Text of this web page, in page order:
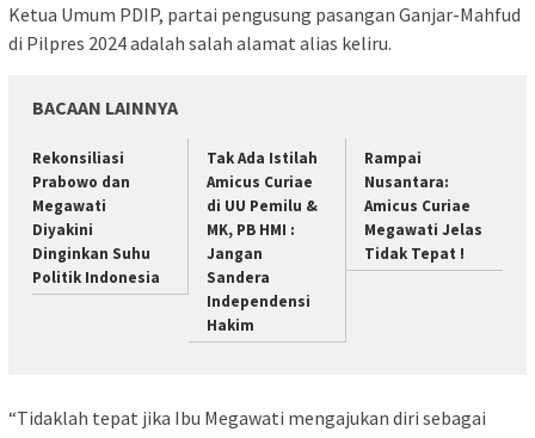
Ketua Umum PDIP, partai pengusung pasangan Ganjar-Mahfud
di Pilpres 2024 adalah salah alamat alias keliru.
BACAAN LAINNYA
Rekonsiliasi
Prabowo dan
Megawati
Diyakini
Dinginkan Suhu
Politik Indonesia
Tak Ada Istilah
Amicus Curiae
di UU Pemilu &
MK, PB HMI :
Jangan
Sandera
Independensi
Hakim
Rampai
Nusantara:
Amicus Curiae
Megawati Jelas
Tidak Tepat !
“Tidaklah tepat jika Ibu Megawati mengajukan diri sebagai